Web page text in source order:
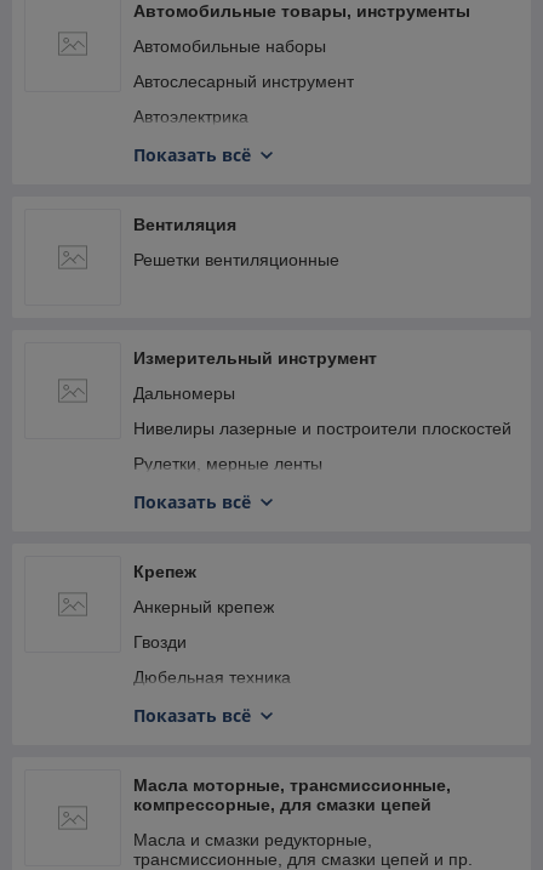
Автомобильные товары, инструменты
Автомобильные наборы
Автослесарный инструмент
Автоэлектрика
Зарядные, пуско-зарядные устройства,
Показать всё
Вентиляция
Решетки вентиляционные
Измерительный инструмент
Дальномеры
Нивелиры лазерные и построители плоскостей
Рулетки, мерные ленты
Угломеры
Уровни
Шаблоны профилей
Штангенциркули
Показать всё
Крепеж
Анкерный крепеж
Гвозди
Дюбельная техника
Заклепки
Мебельная фурнитура
Метрический крепеж
Нержавеющий крепеж
Показать всё
Масла моторные, трансмиссионные,
компрессорные, для смазки цепей
Масла и смазки редукторные,
трансмиссионные, для смазки цепей и пр.